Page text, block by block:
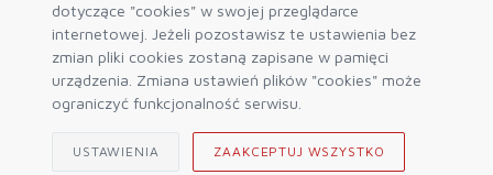
dotyczące "cookies" w swojej przeglądarce
internetowej. Jeżeli pozostawisz te ustawienia bez
zmian pliki cookies zostaną zapisane w pamięci
urządzenia. Zmiana ustawień plików "cookies" może
ograniczyć funkcjonalność serwisu.
USTAWIENIA ZAAKCEPTUJ WSZYSTKO
Kody rabatowe
Blog